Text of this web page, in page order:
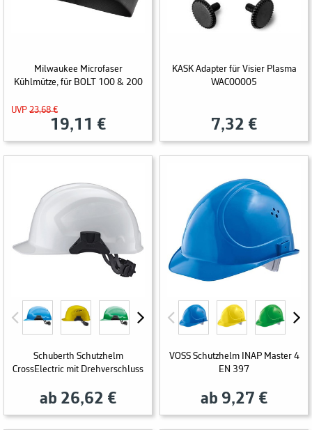
Milwaukee Microfaser
Kühlmütze, für BOLT 100 & 200
UVP 23,68 €
19,11 €
KASK Adapter für Visier Plasma
WAC00005
7,32 €
Schuberth Schutzhelm
CrossElectric mit Drehverschluss
ab 26,62 €
VOSS Schutzhelm INAP Master 4
EN 397
ab 9,27 €